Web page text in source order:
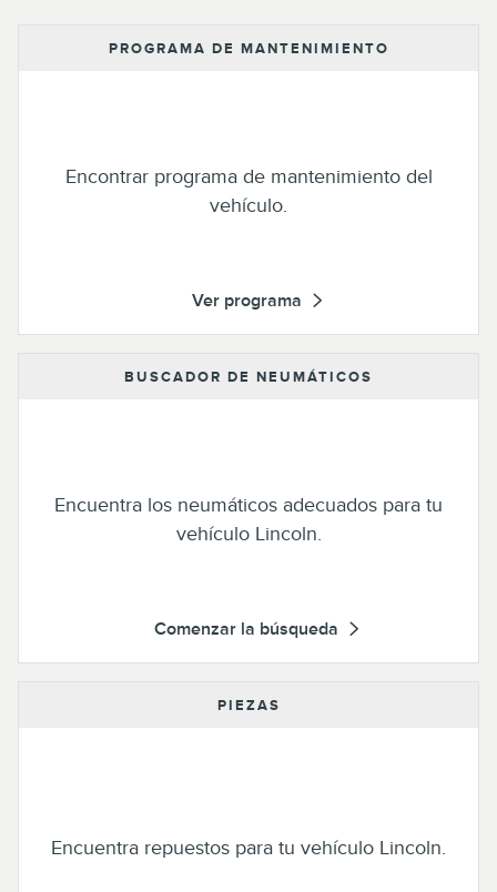
PROGRAMA DE MANTENIMIENTO
Encontrar programa de mantenimiento del
vehículo.
Ver programa
BUSCADOR DE NEUMÁTICOS
Encuentra los neumáticos adecuados para tu
vehículo Lincoln.
Comenzar la búsqueda
PIEZAS
Encuentra repuestos para tu vehículo Lincoln.